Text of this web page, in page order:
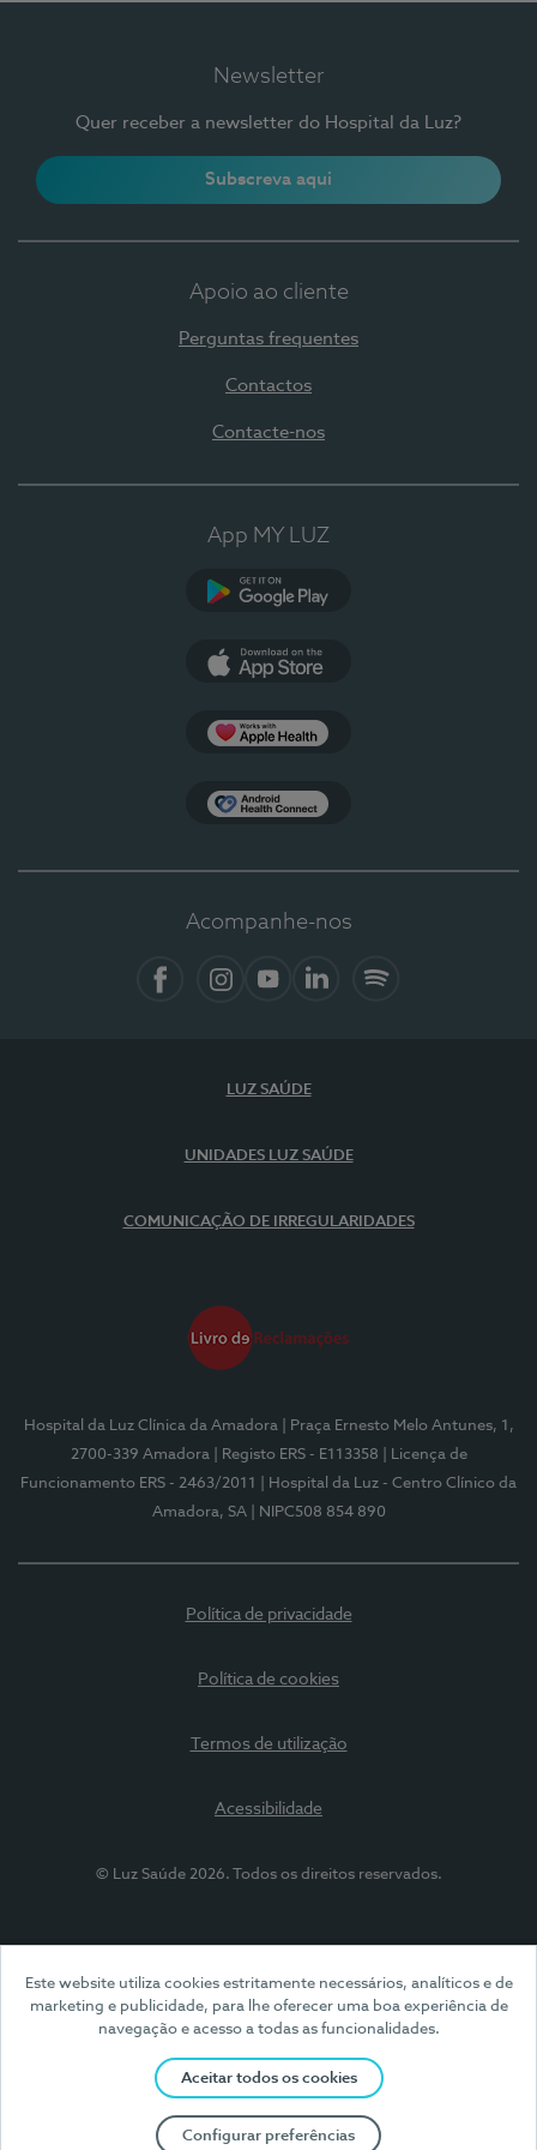
Este website utiliza cookies estritamente necessários, analíticos e de
marketing e publicidade, para lhe oferecer uma boa experiência de
navegação e acesso a todas as funcionalidades.
Aceitar todos os cookies
Configurar preferências
Newsletter
Quer receber a newsletter do Hospital da Luz?
Subscreva aqui
Apoio ao cliente
Perguntas frequentes
Contactos
Contacte-nos
App MY LUZ
Acompanhe-nos
LUZ SAÚDE
UNIDADES LUZ SAÚDE
COMUNICAÇÃO DE IRREGULARIDADES
Hospital da Luz Clínica da Amadora
| Praça Ernesto Melo Antunes, 1,
2700-339 Amadora
| Registo ERS - E113358
| Licença de
Funcionamento ERS - 2463/2011
| Hospital da Luz - Centro Clínico da
Amadora, SA
| NIPC508 854 890
Política de privacidade
Política de cookies
Termos de utilização
Acessibilidade
© Luz Saúde 2026. Todos os direitos reservados.